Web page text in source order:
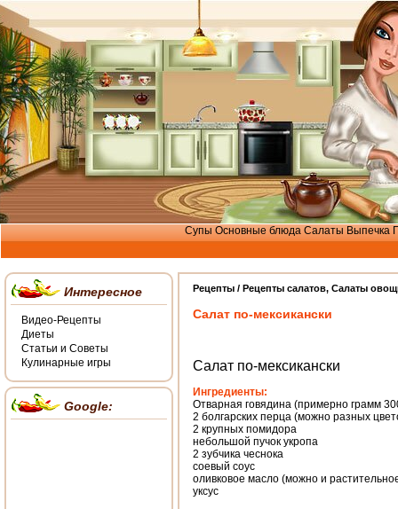
Супы Основные блюда Салаты Выпечка
Рецепты / Рецепты салатов, Салаты
Салат по-мексикански
Салат по-мексикански
Ингредиенты:
Отварная говядина (примерно грамм
2 болгарских перца (можно разных
2 крупных помидора
небольшой пучок укропа
2 зубчика чеснока
соевый соус
оливковое масло (можно и
уксус
Интересное
Видео-Рецепты
Диеты
Статьи и Советы
Кулинарные игры
Google: